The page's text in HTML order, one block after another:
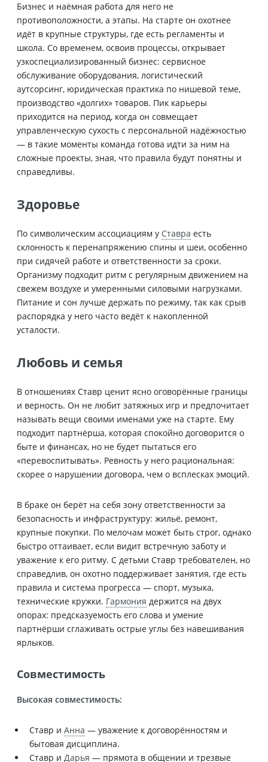
Бизнес и наёмная работа для него не
противоположности, а этапы. На старте он охотнее
идёт в крупные структуры, где есть регламенты и
школа. Со временем, освоив процессы, открывает
узкоспециализированный бизнес: сервисное
обслуживание оборудования, логистический
аутсорсинг, юридическая практика по нишевой теме,
производство «долгих» товаров. Пик карьеры
приходится на период, когда он совмещает
управленческую сухость с персональной надёжностью
— в такие моменты команда готова идти за ним на
сложные проекты, зная, что правила будут понятны и
справедливы.
Здоровье
По символическим ассоциациям у Ставра есть
склонность к перенапряжению спины и шеи, особенно
при сидячей работе и ответственности за сроки.
Организму подходит ритм с регулярным движением на
свежем воздухе и умеренными силовыми нагрузками.
Питание и сон лучше держать по режиму, так как срыв
распорядка у него часто ведёт к накопленной
усталости.
Любовь и семья
В отношениях Ставр ценит ясно оговорённые границы
и верность. Он не любит затяжных игр и предпочитает
называть вещи своими именами уже на старте. Ему
подходит партнёрша, которая спокойно договорится о
быте и финансах, но не будет пытаться его
«перевоспитывать». Ревность у него рациональная:
скорее о нарушении договора, чем о всплесках эмоций.
В браке он берёт на себя зону ответственности за
безопасность и инфраструктуру: жильё, ремонт,
крупные покупки. По мелочам может быть строг, однако
быстро оттаивает, если видит встречную заботу и
уважение к его ритму. С детьми Ставр требователен, но
справедлив, он охотно поддерживает занятия, где есть
правила и система прогресса — спорт, музыка,
технические кружки. Гармония держится на двух
опорах: предсказуемость его слова и умение
партнёрши сглаживать острые углы без навешивания
ярлыков.
Совместимость
Высокая совместимость:
Ставр и Анна — уважение к договорённостям и
бытовая дисциплина.
Ставр и Дарья — прямота в общении и трезвые